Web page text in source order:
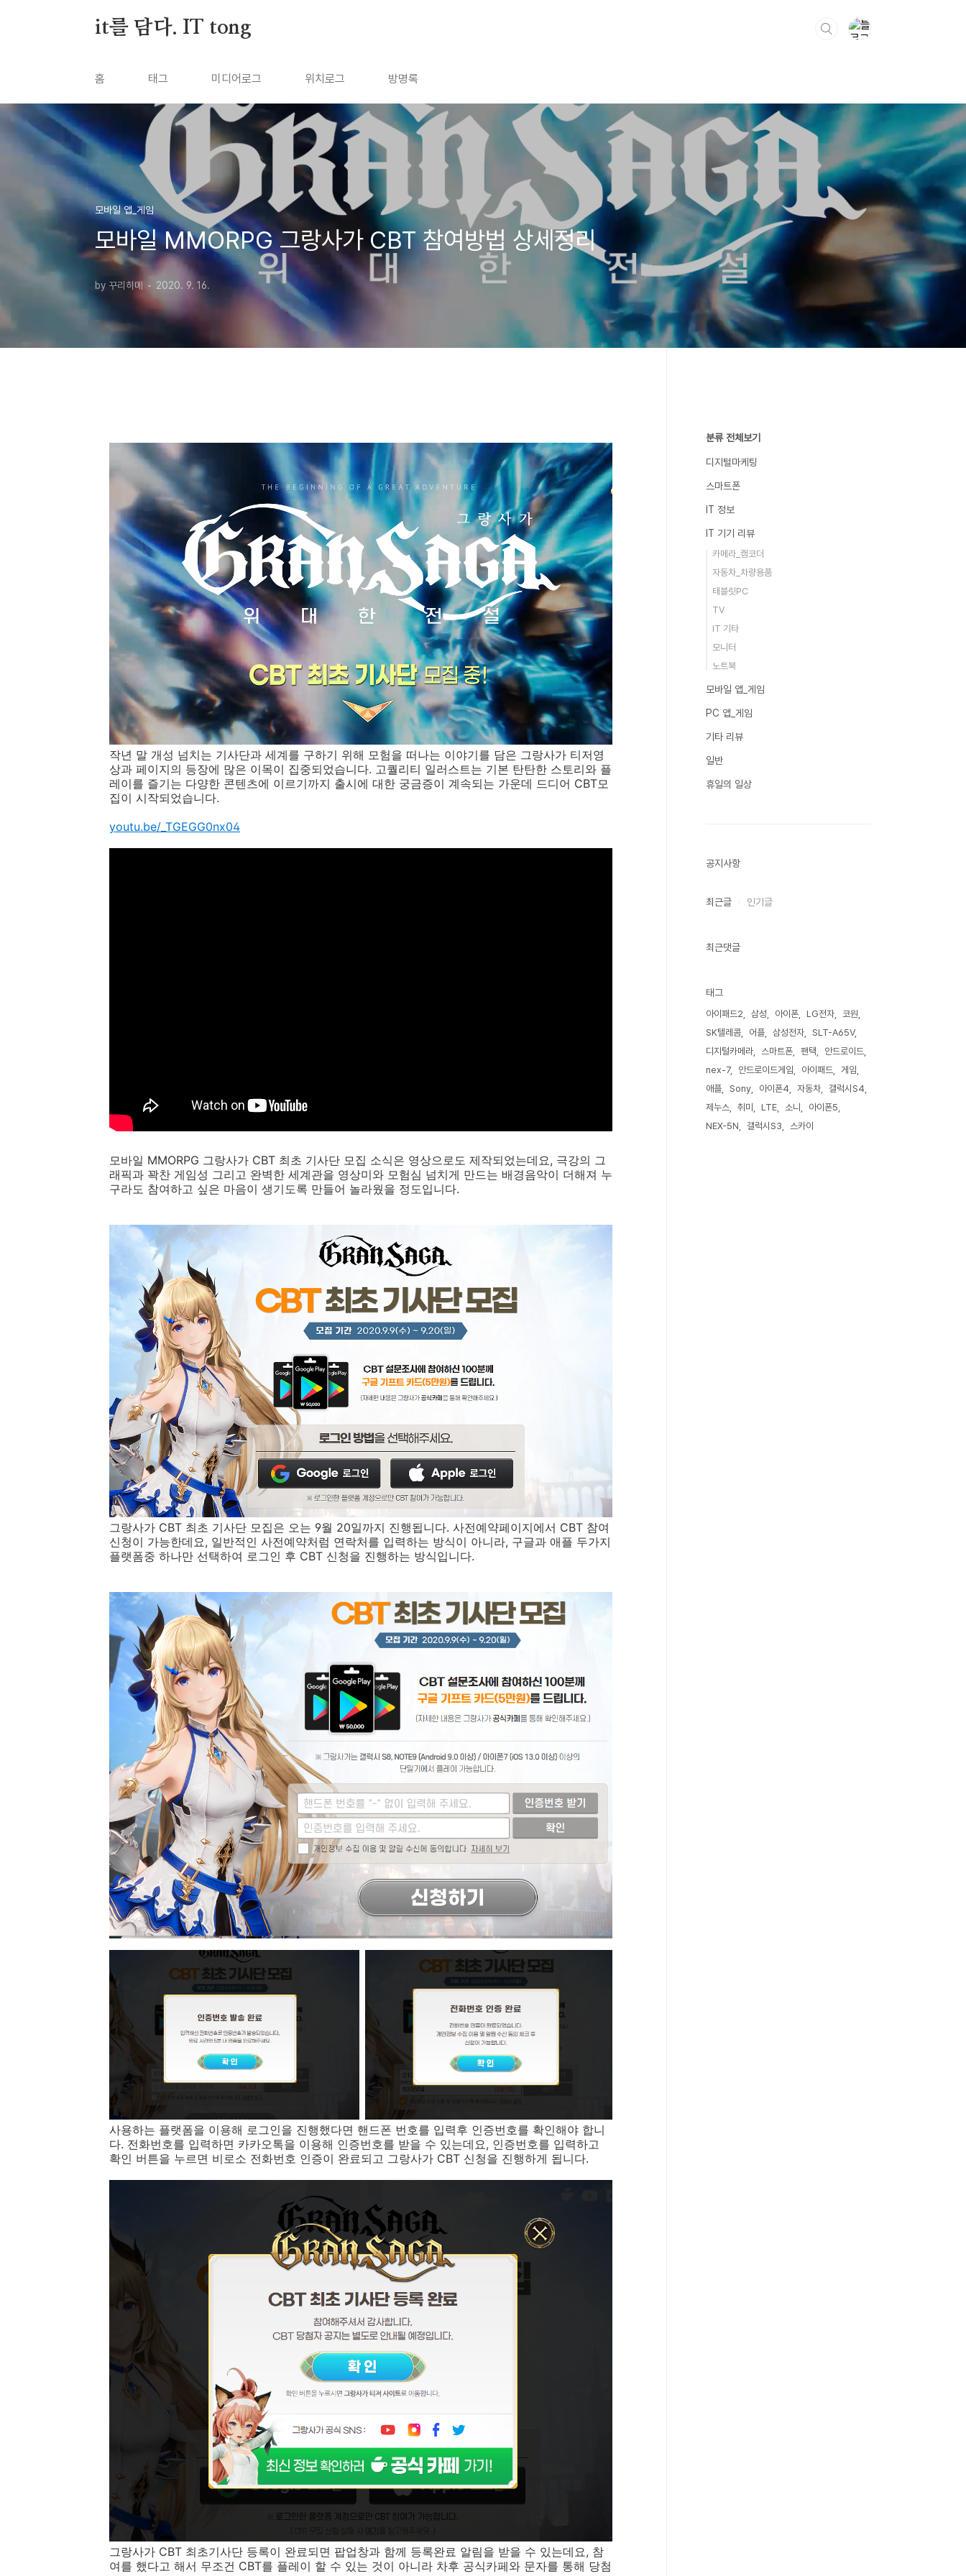
it를 담다. IT tong
홈 태그 미디어로그 위치로그 방명록
모바일 앱_게임
모바일 MMORPG 그랑사가 CBT 참여방법 상세정리
by 꾸리히메 2020. 9. 16.
작년 말 개성 넘치는 기사단과 세계를 구하기 위해 모험을 떠나는 이야기를 담은 그랑사가 티저영
상과 페이지의 등장에 많은 이목이 집중되었습니다. 고퀄리티 일러스트는 기본 탄탄한 스토리와 플
레이를 즐기는 다양한 콘텐츠에 이르기까지 출시에 대한 궁금증이 계속되는 가운데 드디어 CBT모
집이 시작되었습니다.
youtu.be/_TGEGG0nx04
모바일 MMORPG 그랑사가 CBT 최초 기사단 모집 소식은 영상으로도 제작되었는데요, 극강의 그
래픽과 꽉찬 게임성 그리고 완벽한 세계관을 영상미와 모험심 넘치게 만드는 배경음악이 더해져 누
구라도 참여하고 싶은 마음이 생기도록 만들어 놀라웠을 정도입니다.
그랑사가 CBT 최초 기사단 모집은 오는 9월 20일까지 진행됩니다. 사전예약페이지에서 CBT 참여
신청이 가능한데요, 일반적인 사전예약처럼 연락처를 입력하는 방식이 아니라, 구글과 애플 두가지
플랫폼중 하나만 선택하여 로그인 후 CBT 신청을 진행하는 방식입니다.
사용하는 플랫폼을 이용해 로그인을 진행했다면 핸드폰 번호를 입력후 인증번호를 확인해야 합니
다. 전화번호를 입력하면 카카오톡을 이용해 인증번호를 받을 수 있는데요, 인증번호를 입력하고
확인 버튼을 누르면 비로소 전화번호 인증이 완료되고 그랑사가 CBT 신청을 진행하게 됩니다.
그랑사가 CBT 최초기사단 등록이 완료되면 팝업창과 함께 등록완료 알림을 받을 수 있는데요, 참
여를 했다고 해서 무조건 CBT를 플레이 할 수 있는 것이 아니라 차후 공식카페와 문자를 통해 당첨
분류 전체보기
디지털마케팅
스마트폰
IT 정보
IT 기기 리뷰
카메라_캠코더
자동차_차량용품
태블릿PC
TV
IT 기타
모니터
노트북
모바일 앱_게임
PC 앱_게임
기타 리뷰
일반
휴일의 일상
공지사항
최근글 인기글
최근댓글
태그
아이패드2 삼성 아이폰 LG전자
코원
SK텔레콤
어플 삼성전자
SLT-A65V
디지털카메라
스마트폰 팬택
안드로이드
nex-7
안드로이드게임 아이패드
게임
애플
Sony 아이폰4 자동차
갤럭시S4
제누스
취미 LTE 소니
아이폰5
NEX-5N
갤럭시S3 스카이